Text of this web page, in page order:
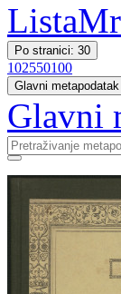
Lista
Po stranici: 30
102550100
Glavni
Glavni